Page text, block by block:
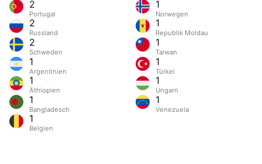
2
Portugal
2
Russland
2
Schweden
1
Argentinien
1
Äthiopien
1
Bangladesch
1
Belgien
1
Norwegen
1
Republik Moldau
1
Taiwan
1
Türkei
1
Ungarn
1
Venezuela